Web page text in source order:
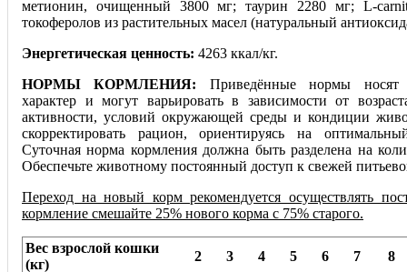
метионин, очищенный 3800 мг; таурин 2280 мг; L-
токоферолов из растительных масел (натуральный
Энергетическая ценность: 4263 ккал/кг.
НОРМЫ КОРМЛЕНИЯ: Приведённые нормы носят
характер и могут варьировать в зависимости от
активности, условий окружающей среды и кондиции
скорректировать рацион, ориентируясь на
Суточная норма кормления должна быть разделена на
Обеспечьте животному постоянный доступ к свежей
Переход на новый корм рекомендуется осуществлять
кормление смешайте 25% нового корма с 75% старого.
Вес взрослой кошки
(кг)
2 3 4 5 6 7
8